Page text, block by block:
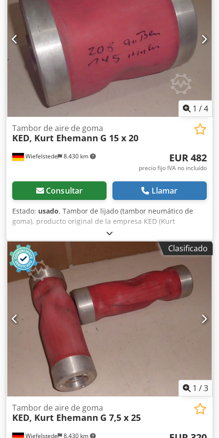
1 /4
Wiefelstede 8.430 km
Tambor de aire de goma
KED, Kurt Ehemann G 15 x 20
EUR 482
precio fijo IVA no incluído
Consultar Llamar
Estado: usado, Tambor de lijado (tambor neumático de
goma), producto original de la empresa KED (Kurt
Ehemann). Dkjdpfxsb A S Rbj Ah Der -Tipo: G 15 x 20 -
Compuesto por: -Cuerpo base, manguera de goma, válvula
de aire, 2 tapas de sujeción para la manguera de goma -
Dimensiones: -Diámetro: 150 mm -Longitud de lijado: 150
mm -Longitud del cuerpo base: 200 mm -Diámetro del
orificio de montaje: 30 mm -Cantidad: 2 unidades
disponibles -Precio: por unidad Disponible bajo pedido en
otros tamaños: por ejemplo, diámetro 40 mm, 60 mm, 75
mm, 100 mm, 125 mm, 150 mm, 175 mm, 200 mm, 250
mm, 300 mm por ejemplo, longitud de lijado 100 mm, 150
mm, 200 mm, 250 mm, 300 mm, 400 mm, 500 mm
También disponible como cuerpo de lijado con cepillo.
Además, también ofrecemos piezas de repuesto Ehemann
en general. El precio de los tambores de lijado se indica en
el archivo PDF adjunto.
Clasificado
1 /3
Wiefelstede 8.430 km
Tambor de aire de goma
KED, Kurt Ehemann G 7,5 x 25